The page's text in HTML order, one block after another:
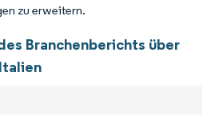
zu erweitern.
Branchenberichts über